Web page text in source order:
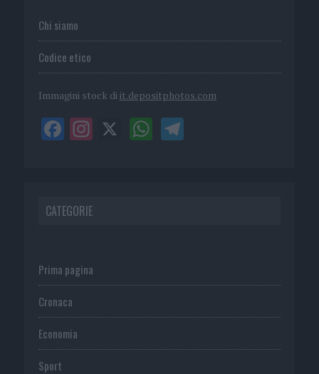
Chi siamo
Codice etico
Immagini stock di it.depositphotos.com
CATEGORIE
Prima pagina
Cronaca
Economia
Sport